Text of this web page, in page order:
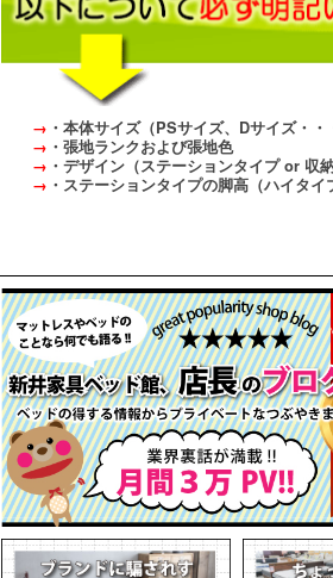
→ ・本体サイズ（PSサイズ、Dサイズ・・
→ ・張地ランクおよび張地色
→ ・デザイン（ステーションタイプ or 収納
→ ・ステーションタイプの脚高（ハイタ